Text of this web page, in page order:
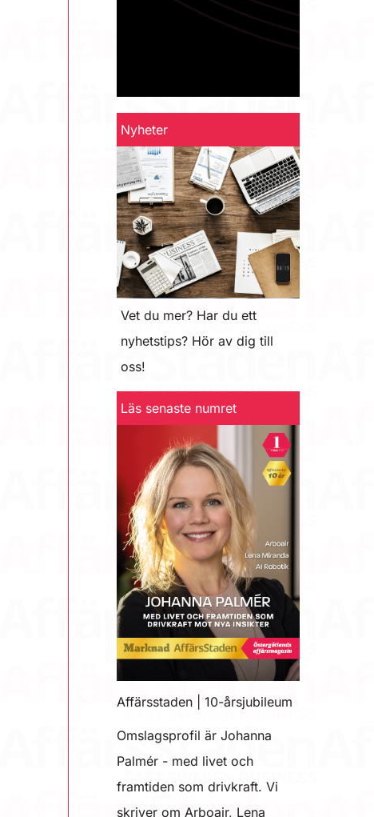
Nyheter
Vet du mer? Har du ett
nyhetstips? Hör av dig till
oss!
Läs senaste numret
Affärsstaden | 10-årsjubileum
Omslagsprofil är Johanna
Palmér - med livet och
framtiden som drivkraft. Vi
skriver om Arboair, Lena